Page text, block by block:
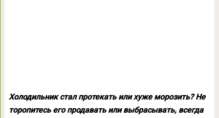
Холодильник стал протекать или хуже морозить? Не
торопитесь его продавать или выбрасывать, всегда